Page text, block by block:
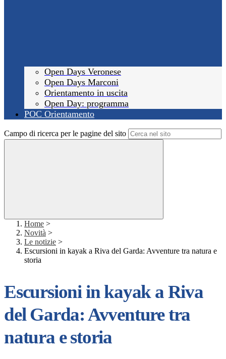
Open Days Veronese
Open Days Marconi
Orientamento in uscita
Open Day: programma
POC Orientamento
Campo di ricerca per le pagine del sito
Home >
Novità >
Le notizie >
Escursioni in kayak a Riva del Garda: Avventure tra natura e
storia
Escursioni in kayak a Riva
del Garda: Avventure tra
natura e storia